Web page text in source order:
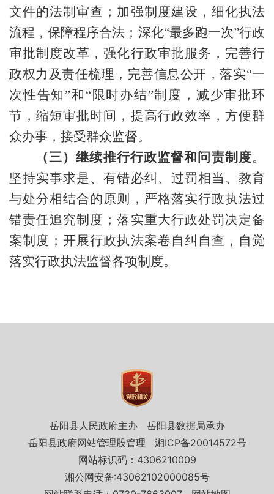
文件的法制审查 ； 加强制度建设 ， 细化执法
流程，保障程序合法；深化“最多跑一次”行政
审批制度改革，强化行政审批服务，完善行
政权力及责任梳理，完善信息公开 ，落实“一
次性告知 ”和“限时办结”制度，减少审批环
节 ，缩短审批时间 ， 提高行政效率 ， 方便群
众办事，接受群众监督。
（三）继续推行行政监督和问责制度。
坚持实事求是、有错必纠、过罚相当、教育
与处分相结合的原则，严格落实行政执法过
错责任追究制度 ； 落实重大行政处罚决定备
案制度 ； 开展行政执法案卷自纠自查 ， 自觉
落实行政执法监督各项制度。
岳阳县人民政府主办
岳阳县数据局承办
岳阳县政府网站管理股管理
湘ICP备20014572号
网站标识码：4306210009
湘公网安备:43062102000085号